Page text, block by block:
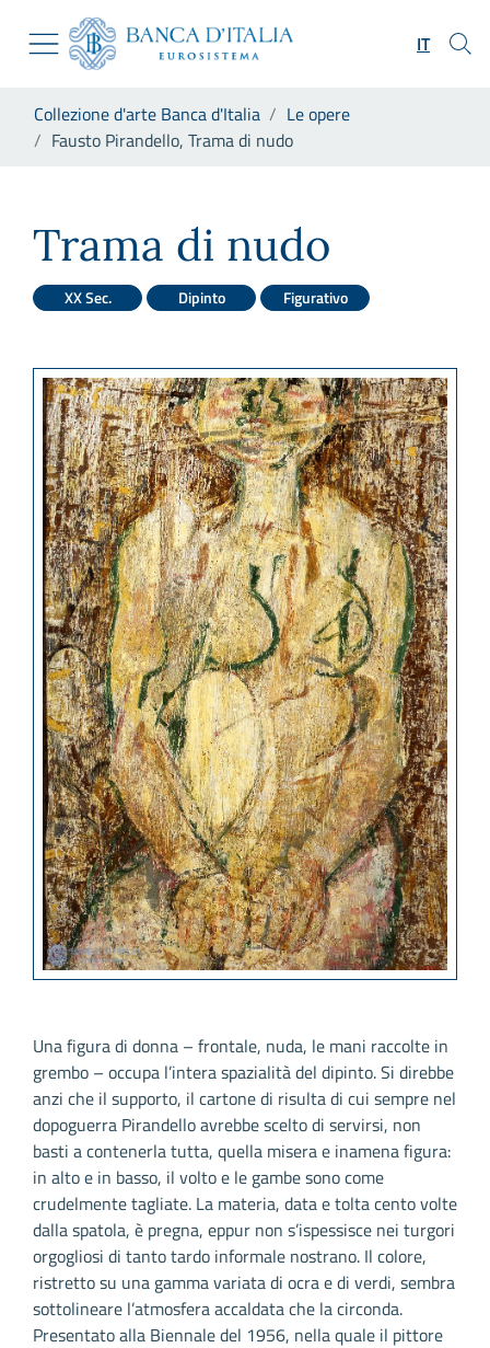
Skip to Main Content
Vai al sito istituzionale
Vai al menu di navigazione
Vai alla ricerca
Vai al footer
IT
Collezione d'arte Banca d'Italia
Le opere
Fausto Pirandello, Trama di nudo
Trama di nudo
XX Sec. Dipinto Figurativo
Una figura di donna – frontale, nuda, le mani raccolte in
grembo – occupa l’intera spazialità del dipinto. Si direbbe
anzi che il supporto, il cartone di risulta di cui sempre nel
dopoguerra Pirandello avrebbe scelto di servirsi, non
basti a contenerla tutta, quella misera e inamena figura:
in alto e in basso, il volto e le gambe sono come
crudelmente tagliate. La materia, data e tolta cento volte
dalla spatola, è pregna, eppur non s’ispessisce nei turgori
orgogliosi di tanto tardo informale nostrano. Il colore,
ristretto su una gamma variata di ocra e di verdi, sembra
sottolineare l’atmosfera accaldata che la circonda.
Presentato alla Biennale del 1956, nella quale il pittore